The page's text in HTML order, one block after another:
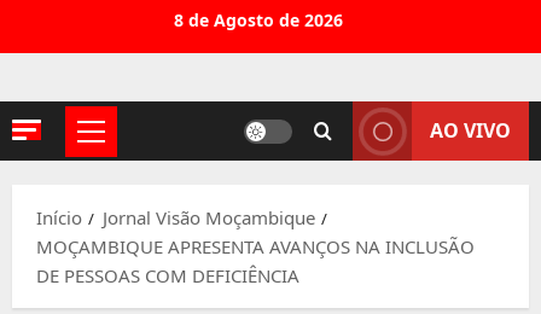
conteúdo
8 de Agosto de 2026
Menu
AO VIVO
Início
Jornal Visão Moçambique
MOÇAMBIQUE APRESENTA AVANÇOS NA INCLUSÃO
DE PESSOAS COM DEFICIÊNCIA